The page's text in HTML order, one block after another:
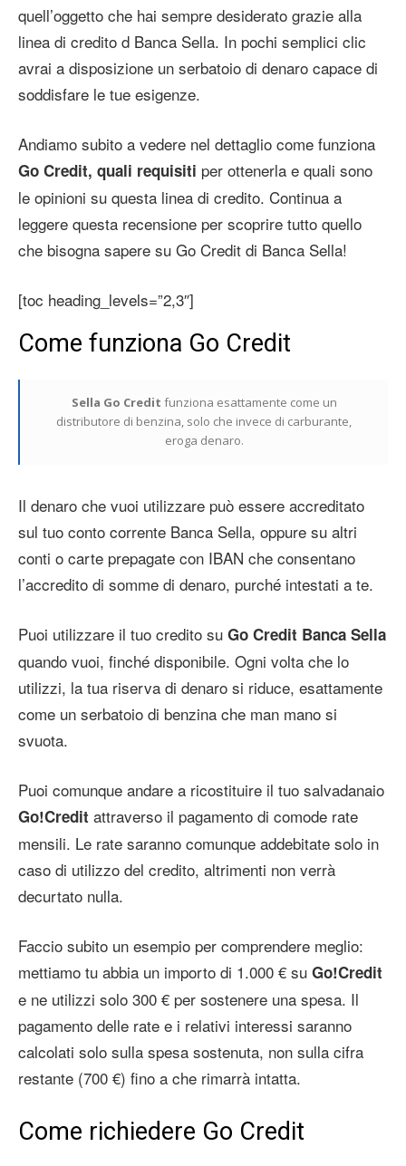
quell’oggetto che hai sempre desiderato grazie alla
linea di credito d Banca Sella. In pochi semplici clic
avrai a disposizione un serbatoio di denaro capace di
soddisfare le tue esigenze.
Andiamo subito a vedere nel dettaglio come funziona
Go Credit, quali requisiti per ottenerla e quali sono
le opinioni su questa linea di credito. Continua a
leggere questa recensione per scoprire tutto quello
che bisogna sapere su Go Credit di Banca Sella!
[toc heading_levels=”2,3″]
Come funziona Go Credit
Sella Go Credit funziona esattamente come un
distributore di benzina, solo che invece di carburante,
eroga denaro.
Il denaro che vuoi utilizzare può essere accreditato
sul tuo conto corrente Banca Sella, oppure su altri
conti o carte prepagate con IBAN che consentano
l’accredito di somme di denaro, purché intestati a te.
Puoi utilizzare il tuo credito su Go Credit Banca Sella
quando vuoi, finché disponibile. Ogni volta che lo
utilizzi, la tua riserva di denaro si riduce, esattamente
come un serbatoio di benzina che man mano si
svuota.
Puoi comunque andare a ricostituire il tuo salvadanaio
Go!Credit attraverso il pagamento di comode rate
mensili. Le rate saranno comunque addebitate solo in
caso di utilizzo del credito, altrimenti non verrà
decurtato nulla.
Faccio subito un esempio per comprendere meglio:
mettiamo tu abbia un importo di 1.000 € su Go!Credit
e ne utilizzi solo 300 € per sostenere una spesa. Il
pagamento delle rate e i relativi interessi saranno
calcolati solo sulla spesa sostenuta, non sulla cifra
restante (700 €) fino a che rimarrà intatta.
Come richiedere Go Credit